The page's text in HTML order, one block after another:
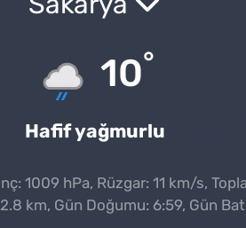
10°
Hafif yağmurlu
1009 hPa, Rüzgar: 11 km/s,
km, Gün Doğumu: 6:59, Gün